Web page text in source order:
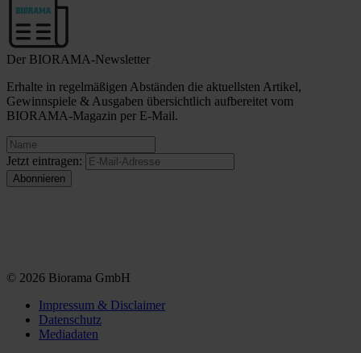
Der BIORAMA-Newsletter
Erhalte in regelmäßigen Abständen die aktuellsten Artikel,
Gewinnspiele & Ausgaben übersichtlich aufbereitet vom
BIORAMA-Magazin per E-Mail.
Jetzt eintragen:
© 2026 Biorama GmbH
Impressum & Disclaimer
Datenschutz
Mediadaten